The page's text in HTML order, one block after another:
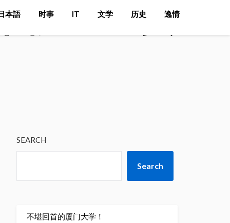
本語 时事 IT 文学 历史 逸情
国又一巨头
SEARCH
Search
不堪回首的厦门大学！